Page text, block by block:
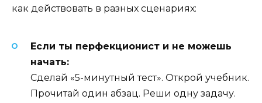
как действовать в разных сценариях:
Если ты перфекционист и не можешь
начать:
Сделай «5-минутный тест». Открой учебник.
Прочитай один абзац. Реши одну задачу.